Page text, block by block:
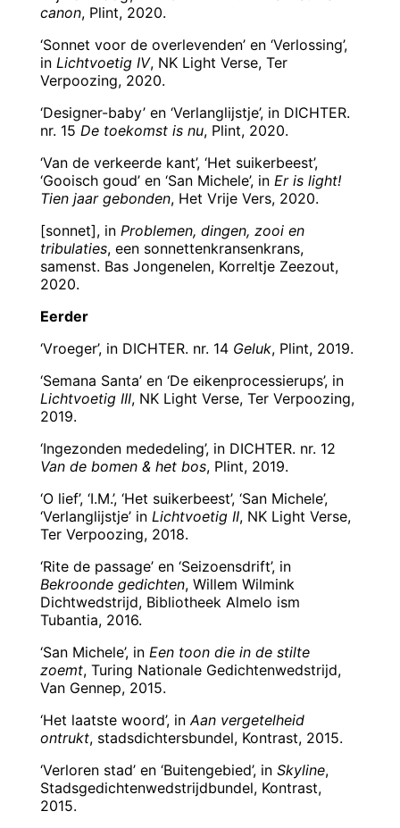
canon, Plint, 2020.
‘Sonnet voor de overlevenden’ en ‘Verlossing’,
in Lichtvoetig IV, NK Light Verse, Ter
Verpoozing, 2020.
‘Designer-baby’ en ‘Verlanglijstje’, in DICHTER.
nr. 15 De toekomst is nu, Plint, 2020.
‘Van de verkeerde kant’, ‘Het suikerbeest’,
‘Gooisch goud’ en ‘San Michele’, in Er is light!
Tien jaar gebonden, Het Vrije Vers, 2020.
[sonnet], in Problemen, dingen, zooi en
tribulaties, een sonnettenkransenkrans,
samenst. Bas Jongenelen, Korreltje Zeezout,
2020.
Eerder
‘Vroeger’, in DICHTER. nr. 14 Geluk, Plint, 2019.
‘Semana Santa’ en ‘De eikenprocessierups’, in
Lichtvoetig III, NK Light Verse, Ter Verpoozing,
2019.
‘Ingezonden mededeling’, in DICHTER. nr. 12
Van de bomen & het bos, Plint, 2019.
‘O lief’, ‘I.M.’, ‘Het suikerbeest’, ‘San Michele’,
‘Verlanglijstje’ in Lichtvoetig II, NK Light Verse,
Ter Verpoozing, 2018.
‘Rite de passage’ en ‘Seizoensdrift’, in
Bekroonde gedichten, Willem Wilmink
Dichtwedstrijd, Bibliotheek Almelo ism
Tubantia, 2016.
‘San Michele’, in Een toon die in de stilte
zoemt, Turing Nationale Gedichtenwedstrijd,
Van Gennep, 2015.
‘Het laatste woord’, inAan vergetelheid
ontrukt, stadsdichtersbundel, Kontrast, 2015.
‘Verloren stad’ en ‘Buitengebied’, in Skyline,
Stadsgedichtenwedstrijdbundel, Kontrast,
2015.